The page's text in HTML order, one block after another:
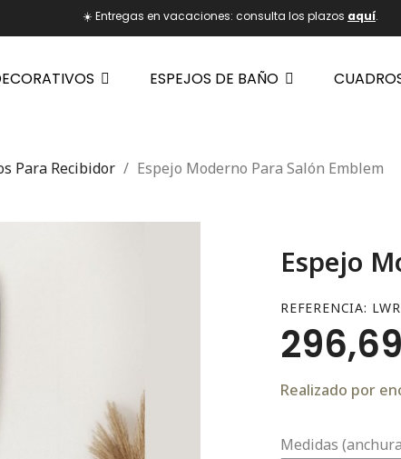
☀️ Entregas en vacaciones: consulta los plazos aquí.
ESPEJOS DE BAÑO
Para Recibidor Espejo Moderno Para Salón Emblem
Espejo
REFERENCIA
Realizado por
Medidas